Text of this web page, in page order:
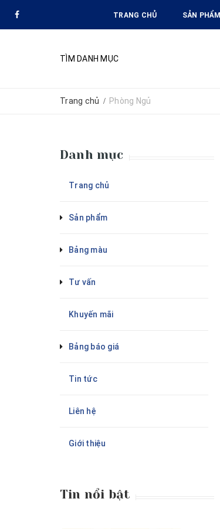
TRANG CHỦ SẢN PHẨM
TÌM DANH MỤC
Trang chủ / Phòng Ngủ
Danh mục
Trang chủ
Sản phẩm
Bảng màu
Tư vấn
Khuyến mãi
Bảng báo giá
Tin tức
Liên hệ
Giới thiệu
Tin nổi bật